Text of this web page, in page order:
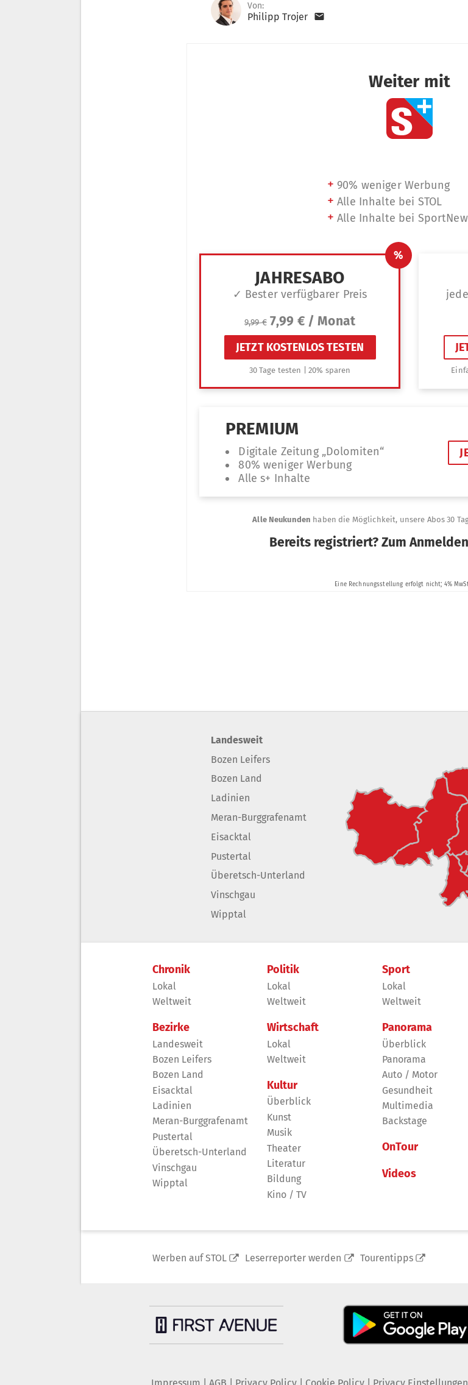
Von:
Philipp Trojer
Landesweit
Bozen Leifers
Bozen Land
Ladinien
Meran-Burggrafenamt
Eisacktal
Pustertal
Überetsch-Unterland
Vinschgau
Wipptal
Chronik
Lokal
Weltweit
Bezirke
Landesweit
Bozen Leifers
Bozen Land
Eisacktal
Ladinien
Meran-Burggrafenamt
Pustertal
Überetsch-Unterland
Vinschgau
Wipptal
Politik
Lokal
Weltweit
Wirtschaft
Lokal
Weltweit
Kultur
Überblick
Kunst
Musik
Theater
Literatur
Bildung
Kino / TV
Sport
Lokal
Weltweit
Panorama
Überblick
Panorama
Auto / Motor
Gesundheit
Multimedia
Backstage
OnTour
Videos
Werben auf STOL Leserreporter werden Tourentipps
Impressum AGB Privacy Policy| Cookie Policy| Privacy Einstellungen